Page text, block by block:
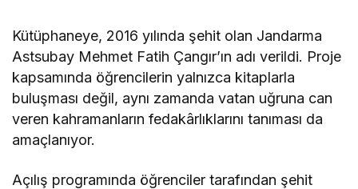
Kütüphaneye, 2016 yılında şehit olan Jandarma
Astsubay Mehmet Fatih Çangır’ın adı verildi. Proje
kapsamında öğrencilerin yalnızca kitaplarla
buluşması değil, aynı zamanda vatan uğruna can
veren kahramanların fedakârlıklarını tanıması da
amaçlanıyor.
Açılış programında öğrenciler tarafından şehit